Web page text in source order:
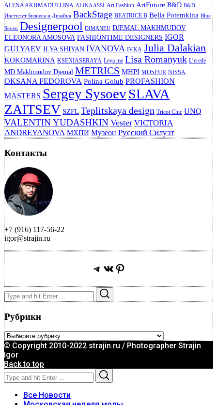
ALENA AKHMADULLINA ALINA ASSI Art Fashion ArtFuture B&D B&D
Институт Бизнеса и Дизайна BackStage BEATRICE.B Bella Potemkina Blue
Seven Designerpool DIMANEU DJEMAL MAKHMUDOV
ELEONORA AMOSOVA FASHIONTIME DESIGNERS IGOR
GULYAEV ILYA SHIYAN IVANOVA IVKA Julia Dalakian
KOKOMARINA KSENIASERAYA Leya me Lisa Romanyuk L’erede
MD Makhmudov Djemal METRICS MHPI MOSFUR NISSA
OKSANA FEDOROVA Polina Golub PROFASHION
MASTERS Sergey SysoevSLAVA
ZAITSEV SZFL Teplitskaya design Tricot Chic UNQ
VALENTIN YUDASHKIN Vester VICTORIA
ANDREYANOVA МХПИ Музеон Русский Силуэт
Контакты
+7 (916) 117-56-22
igor@strajin.ru
Telegram
ВКонтакте
Pinterest
Search
for:
Рубрики
Рубрики
© Copyright 2010-2022 strajin.ru / Photographer Strajin
Igor
Back to top
Search
for:
Все Новости